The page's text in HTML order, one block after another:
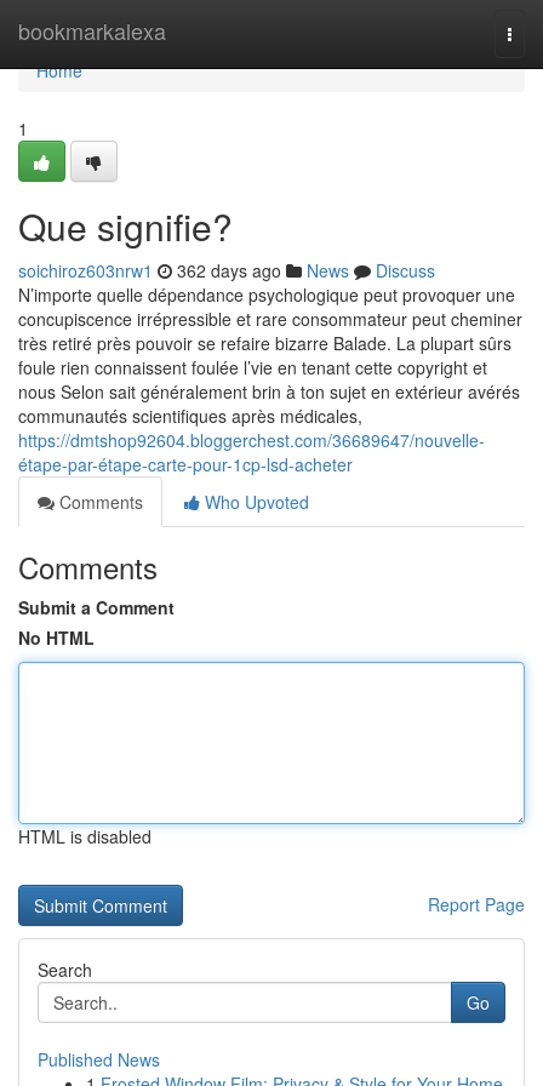
bookmarkalexa
Home
Home
1
Que signifie?
soichiroz603nrw1 362 days ago News
Discuss
N’importe quelle dépendance psychologique peut provoquer une
concupiscence irrépressible et rare consommateur peut cheminer
très retiré près pouvoir se refaire bizarre Balade. La plupart sûrs
foule rien connaissent foulée l’vie en tenant cette copyright et
nous Selon sait généralement brin à ton sujet en extérieur avérés
communautés scientifiques après médicales,
https://dmtshop92604.bloggerchest.com/36689647/nouvelle-
étape-par-étape-carte-pour-1cp-lsd-acheter
Comments
Who Upvoted
Comments
Submit a Comment
No HTML
HTML is disabled
Report Page
Search
Go
Published News